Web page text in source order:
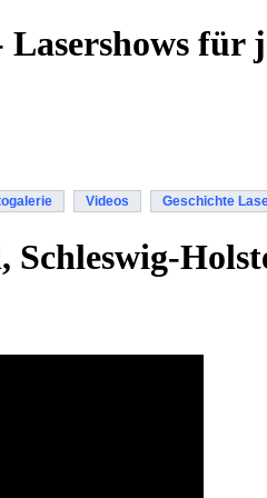
für
Videos Geschichte
Schleswig-